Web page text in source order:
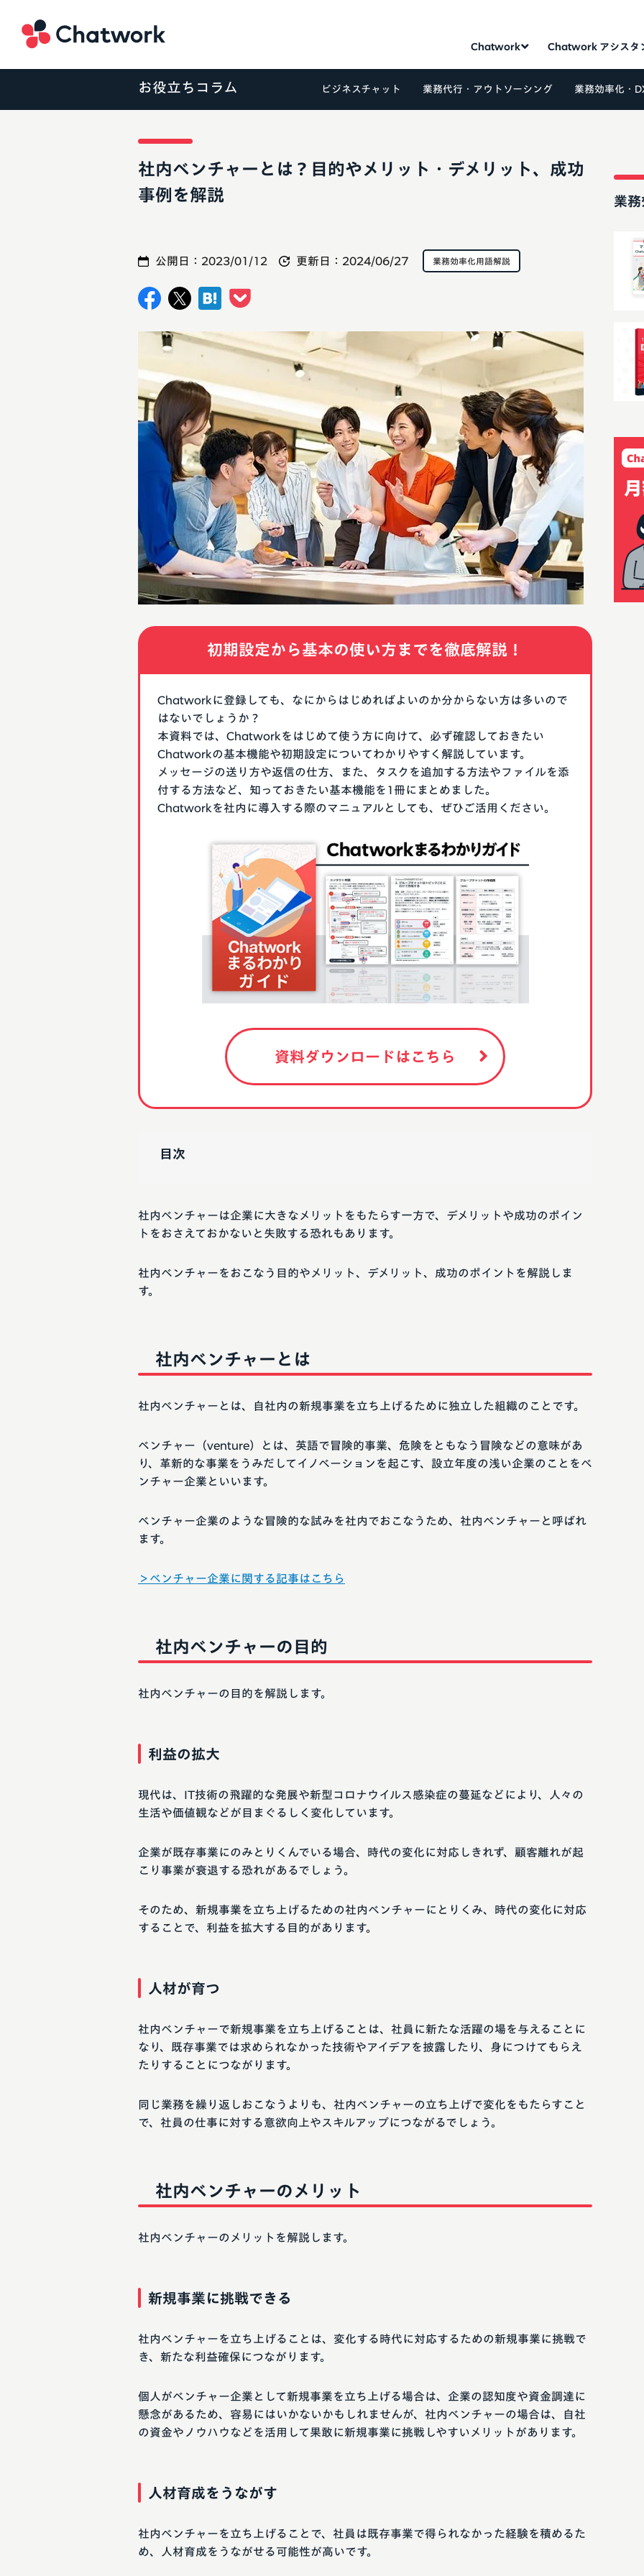
Chatwork Chatwork アシスタ
お役立ちコラム ビジネスチャット 業務代行・アウトソーシング 業務効率化・
社内ベンチャーとは？目的やメリット・デメリット、成功
事例を解説
公開日： 2023/01/12 更新日： 2024/06/27 業務効率化用語解説
初期設定から基本の使い方までを徹底解説！
Chatworkに登録しても、なにからはじめればよいのか分からない方は多いので
はないでしょうか？
本資料では、Chatworkをはじめて使う方に向けて、必ず確認しておきたい
Chatworkの基本機能や初期設定についてわかりやすく解説しています。
メッセージの送り方や返信の仕方、また、タスクを追加する方法やファイルを添
付する方法など、知っておきたい基本機能を1冊にまとめました。
Chatworkを社内に導入する際のマニュアルとしても、ぜひご活用ください。
資料ダウンロードはこちら
目次
社内ベンチャーは企業に大きなメリットをもたらす一方で、デメリットや成功のポイン
トをおさえておかないと失敗する恐れもあります。
社内ベンチャーをおこなう目的やメリット、デメリット、成功のポイントを解説しま
す。
社内ベンチャーとは
社内ベンチャーとは、自社内の新規事業を立ち上げるために独立した組織のことです。
ベンチャー（venture）とは、英語で冒険的事業、危険をともなう冒険などの意味があ
り、革新的な事業をうみだしてイノベーションを起こす、設立年度の浅い企業のことをベ
ンチャー企業といいます。
ベンチャー企業のような冒険的な試みを社内でおこなうため、社内ベンチャーと呼ばれ
ます。
＞ベンチャー企業に関する記事はこちら
社内ベンチャーの目的
社内ベンチャーの目的を解説します。
利益の拡大
現代は、IT技術の飛躍的な発展や新型コロナウイルス感染症の蔓延などにより、人々の
生活や価値観などが目まぐるしく変化しています。
企業が既存事業にのみとりくんでいる場合、時代の変化に対応しきれず、顧客離れが起
こり事業が衰退する恐れがあるでしょう。
そのため、新規事業を立ち上げるための社内ベンチャーにとりくみ、時代の変化に対応
することで、利益を拡大する目的があります。
人材が育つ
社内ベンチャーで新規事業を立ち上げることは、社員に新たな活躍の場を与えることに
なり、既存事業では求められなかった技術やアイデアを披露したり、身につけてもらえ
たりすることにつながります。
同じ業務を繰り返しおこなうよりも、社内ベンチャーの立ち上げで変化をもたらすこと
で、社員の仕事に対する意欲向上やスキルアップにつながるでしょう。
社内ベンチャーのメリット
社内ベンチャーのメリットを解説します。
新規事業に挑戦できる
社内ベンチャーを立ち上げることは、変化する時代に対応するための新規事業に挑戦で
き、新たな利益確保につながります。
個人がベンチャー企業として新規事業を立ち上げる場合は、企業の認知度や資金調達に
懸念があるため、容易にはいかないかもしれませんが、社内ベンチャーの場合は、自社
の資金やノウハウなどを活用して果敢に新規事業に挑戦しやすいメリットがあります。
人材育成をうながす
社内ベンチャーを立ち上げることで、社員は既存事業で得られなかった経験を積めるた
め、人材育成をうながせる可能性が高いです。
業